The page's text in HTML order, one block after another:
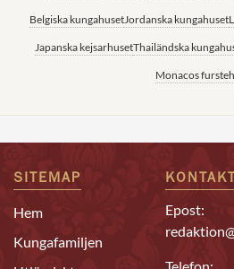
Belgiska kungahusetJordanska kungahuset
Japanska kejsarhusetThailändska
Monacos
SITEMAP
Hem
Kungafamiljen
Epost: